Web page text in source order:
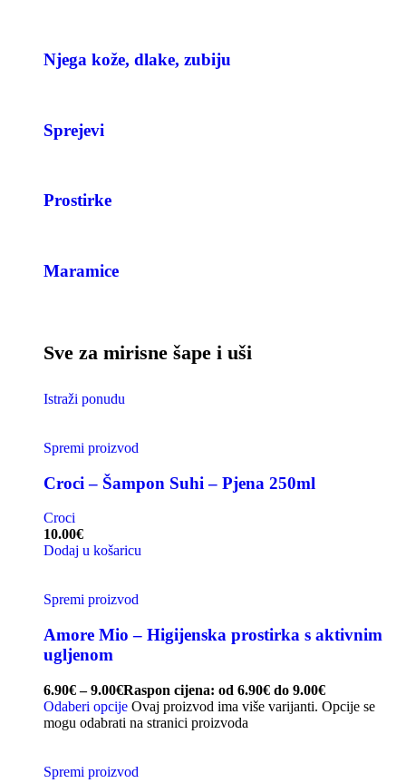
Njega kože, dlake, zubiju
Sprejevi
Prostirke
Maramice
Sve za mirisne šape i uši
Istraži ponudu
Spremi proizvod
Croci – Šampon Suhi – Pjena 250ml
Croci
10.00€
Dodaj u košaricu
Spremi proizvod
Amore Mio – Higijenska prostirka s aktivnim
ugljenom
6.90€ – 9.00€Raspon cijena: od 6.90€ do 9.00€
Odaberi opcije Ovaj proizvod ima više varijanti. Opcije se
mogu odabrati na stranici proizvoda
Spremi proizvod